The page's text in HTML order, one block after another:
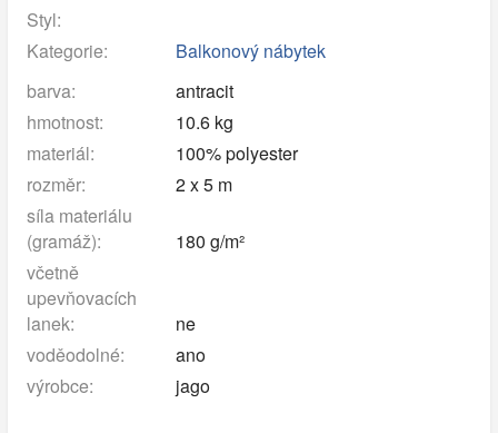
Styl:
Kategorie:
Balkonový nábytek
barva:
antracit
hmotnost:
10.6 kg
materiál:
100% polyester
rozměr:
2 x 5 m
síla materiálu
(gramáž):
180 g/m²
včetně
upevňovacích
lanek:
ne
voděodolné:
ano
výrobce:
jago